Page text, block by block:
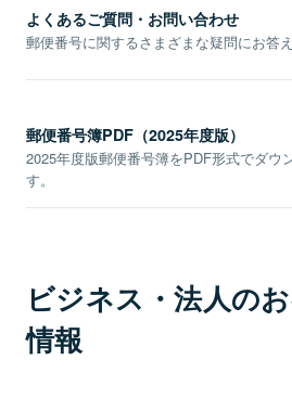
よくあるご質問・お問い合わせ
郵便番号に関するさまざまな疑問にお答え
郵便番号簿PDF（2025年度版）
2025年度版郵便番号簿をPDF形式でダウ
す。
ビジネス・法人の
情報